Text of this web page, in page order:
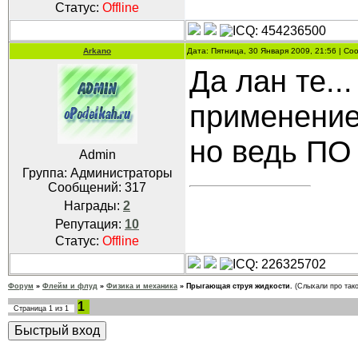
Статус: Offline
Arkano Дата: Пятница, 30 Января 2009, 21:56 |
Admin
Группа: Администраторы
Сообщений: 317
Награды: 2
Репутация: 10
Статус: Offline
Да лан те...
но ведь
Форум » Флейм и флуд » Физика и механика » Прыгающая струя жидкости. (Слыхали про
Страница 1 из 1 1